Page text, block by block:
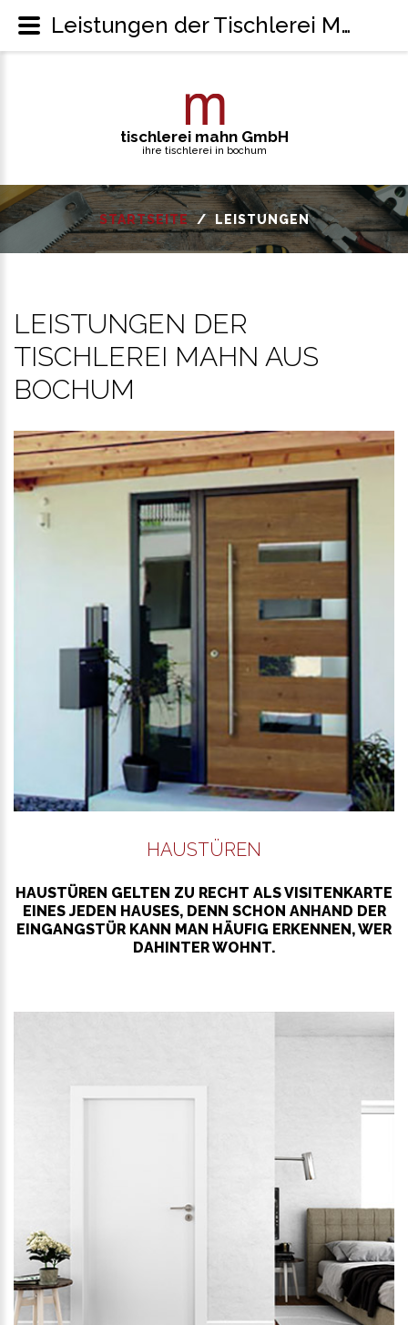
tischlerei mahn GmbH
ihre tischlerei in bochum
STARTSEITE / LEISTUNGEN
LEISTUNGEN DER
TISCHLEREI MAHN AUS
BOCHUM
WEITER LESEN
HAUSTÜREN
HAUSTÜREN GELTEN ZU RECHT ALS VISITENKARTE
EINES JEDEN HAUSES, DENN SCHON ANHAND DER
EINGANGSTÜR KANN MAN HÄUFIG ERKENNEN, WER
DAHINTER WOHNT.
WEITER LESEN
Leistungen der Tischlerei Mahn aus Bochum